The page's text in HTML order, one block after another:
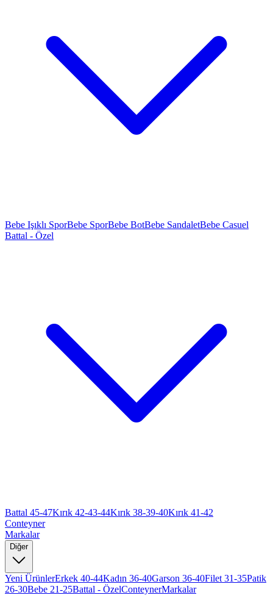
Bebe Işıklı SporBebe SporBebe BotBebe SandaletBebe Casuel
Battal - Özel
Battal 45-47Kırık 42-43-44Kırık 38-39-40Kırık 41-42
Conteyner
Markalar
Diğer
Yeni ÜrünlerErkek 40-44Kadın 36-40Garson 36-40Filet 31-35Patik
26-30Bebe 21-25Battal - ÖzelConteynerMarkalar